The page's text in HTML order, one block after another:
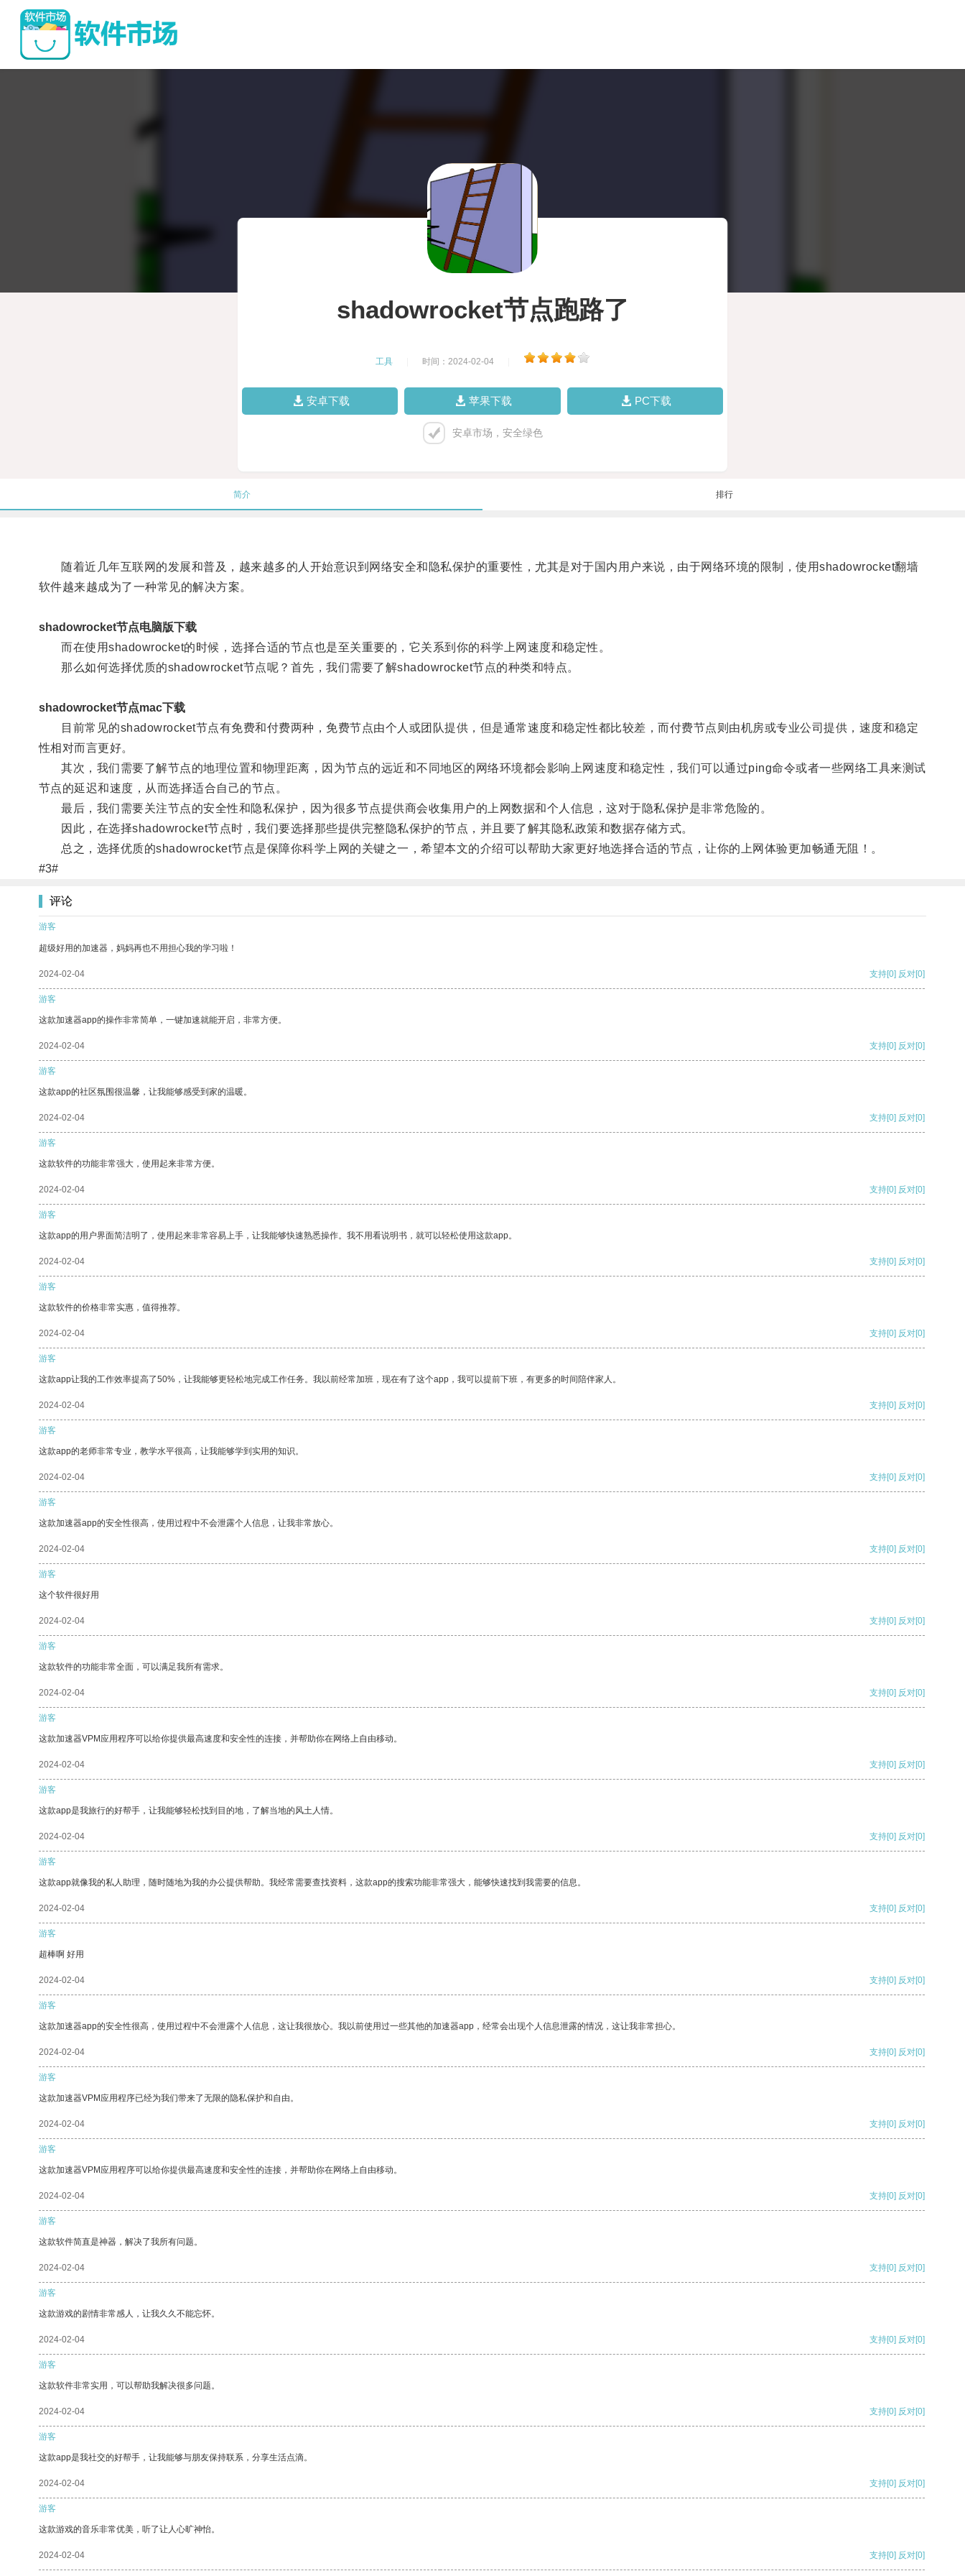
shadowrocket节点跑路了
工具 时间：2024-02-04
安卓下载 苹果下载 PC下载
安卓市场，安全绿色
简介 排行
随着近几年互联网的发展和普及，越来越多的人开始意识到网络安全和隐私保护的重要性，尤其是对于国内用户来说，由于网络环境的限制，使用shadowrocket翻墙
软件越来越成为了一种常见的解决方案。
shadowrocket节点电脑版下载
而在使用shadowrocket的时候，选择合适的节点也是至关重要的，它关系到你的科学上网速度和稳定性。
那么如何选择优质的shadowrocket节点呢？首先，我们需要了解shadowrocket节点的种类和特点。
shadowrocket节点mac下载
目前常见的shadowrocket节点有免费和付费两种，免费节点由个人或团队提供，但是通常速度和稳定性都比较差，而付费节点则由机房或专业公司提供，速度和稳定
性相对而言更好。
其次，我们需要了解节点的地理位置和物理距离，因为节点的远近和不同地区的网络环境都会影响上网速度和稳定性，我们可以通过ping命令或者一些网络工具来测试
节点的延迟和速度，从而选择适合自己的节点。
最后，我们需要关注节点的安全性和隐私保护，因为很多节点提供商会收集用户的上网数据和个人信息，这对于隐私保护是非常危险的。
因此，在选择shadowrocket节点时，我们要选择那些提供完整隐私保护的节点，并且要了解其隐私政策和数据存储方式。
总之，选择优质的shadowrocket节点是保障你科学上网的关键之一，希望本文的介绍可以帮助大家更好地选择合适的节点，让你的上网体验更加畅通无阻！。
#3#
评论
游客
超级好用的加速器，妈妈再也不用担心我的学习啦！
2024-02-04 支持[0] 反对[0]
游客
这款加速器app的操作非常简单，一键加速就能开启，非常方便。
2024-02-04 支持[0] 反对[0]
游客
这款app的社区氛围很温馨，让我能够感受到家的温暖。
2024-02-04 支持[0] 反对[0]
游客
这款软件的功能非常强大，使用起来非常方便。
2024-02-04 支持[0] 反对[0]
游客
这款app的用户界面简洁明了，使用起来非常容易上手，让我能够快速熟悉操作。我不用看说明书，就可以轻松使用这款app。
2024-02-04 支持[0] 反对[0]
游客
这款软件的价格非常实惠，值得推荐。
2024-02-04 支持[0] 反对[0]
游客
这款app让我的工作效率提高了50%，让我能够更轻松地完成工作任务。我以前经常加班，现在有了这个app，我可以提前下班，有更多的时间陪伴家人。
2024-02-04 支持[0] 反对[0]
游客
这款app的老师非常专业，教学水平很高，让我能够学到实用的知识。
2024-02-04 支持[0] 反对[0]
游客
这款加速器app的安全性很高，使用过程中不会泄露个人信息，让我非常放心。
2024-02-04 支持[0] 反对[0]
游客
这个软件很好用
2024-02-04 支持[0] 反对[0]
游客
这款软件的功能非常全面，可以满足我所有需求。
2024-02-04 支持[0] 反对[0]
游客
这款加速器VPM应用程序可以给你提供最高速度和安全性的连接，并帮助你在网络上自由移动。
2024-02-04 支持[0] 反对[0]
游客
这款app是我旅行的好帮手，让我能够轻松找到目的地，了解当地的风土人情。
2024-02-04 支持[0] 反对[0]
游客
这款app就像我的私人助理，随时随地为我的办公提供帮助。我经常需要查找资料，这款app的搜索功能非常强大，能够快速找到我需要的信息。
2024-02-04 支持[0] 反对[0]
游客
超棒啊 好用
2024-02-04 支持[0] 反对[0]
游客
这款加速器app的安全性很高，使用过程中不会泄露个人信息，这让我很放心。我以前使用过一些其他的加速器app，经常会出现个人信息泄露的情况，这让我非常担心。
2024-02-04 支持[0] 反对[0]
游客
这款加速器VPM应用程序已经为我们带来了无限的隐私保护和自由。
2024-02-04 支持[0] 反对[0]
游客
这款加速器VPM应用程序可以给你提供最高速度和安全性的连接，并帮助你在网络上自由移动。
2024-02-04 支持[0] 反对[0]
游客
这款软件简直是神器，解决了我所有问题。
2024-02-04 支持[0] 反对[0]
游客
这款游戏的剧情非常感人，让我久久不能忘怀。
2024-02-04 支持[0] 反对[0]
游客
这款软件非常实用，可以帮助我解决很多问题。
2024-02-04 支持[0] 反对[0]
游客
这款app是我社交的好帮手，让我能够与朋友保持联系，分享生活点滴。
2024-02-04 支持[0] 反对[0]
游客
这款游戏的音乐非常优美，听了让人心旷神怡。
2024-02-04 支持[0] 反对[0]